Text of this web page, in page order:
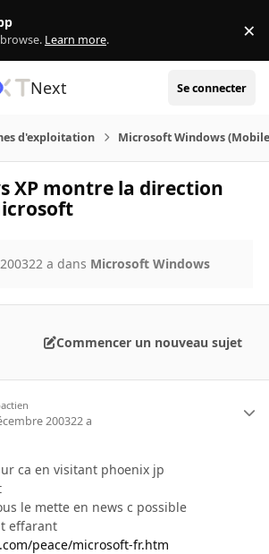
Learn more. ×
Next Se connecter
d'exploitation Microsoft Windows
XP montre la direction
22 a dans Microsoft Windows
Commencer un nouveau sujet
200322 a
ca en visitant phoenix jp
le mette en news c possible
effarant
peace/microsoft-fr.htm